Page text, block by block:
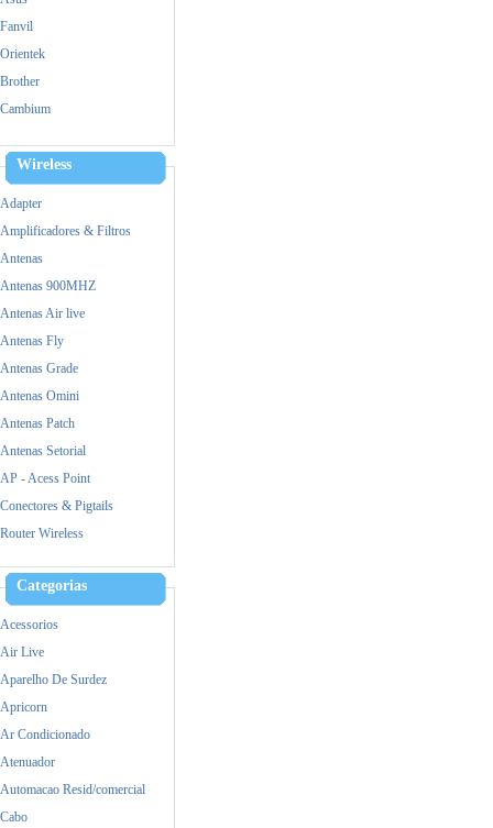
Fanvil
Orientek
Brother
Cambium
Dell
Nokia
Raspberry
Samsung
Satellite
TP-Link
Ubiquiti
Yealink
Zebra
Wireless
Adapter
Amplificadores & Filtros
Antenas
Antenas 900MHZ
Antenas Air live
Antenas Fly
Antenas Grade
Antenas Omini
Antenas Patch
Antenas Setorial
AP - Acess Point
Conectores & Pigtails
Router Wireless
Categorias
Acessorios
Air Live
Aparelho De Surdez
Apricorn
Ar Condicionado
Atenuador
Automacao Resid/comercial
Cabo